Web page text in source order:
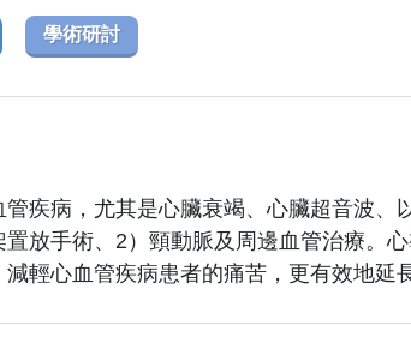
學術研討
疾病，尤其是心臟衰竭、心臟超音波
放手術、2）頸動脈及周邊血管治療。
輕心血管疾病患者的痛苦，更有效地延